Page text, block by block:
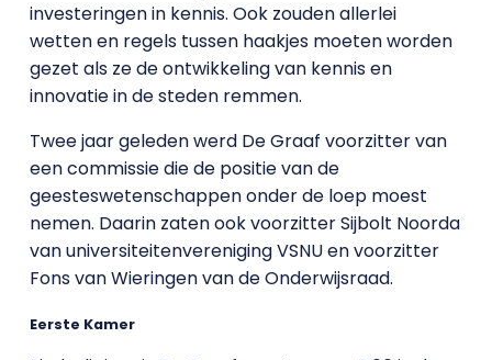
investeringen in kennis. Ook zouden allerlei
wetten en regels tussen haakjes moeten worden
gezet als ze de ontwikkeling van kennis en
innovatie in de steden remmen.
Twee jaar geleden werd De Graaf voorzitter van
een commissie die de positie van de
geesteswetenschappen onder de loep moest
nemen. Daarin zaten ook voorzitter Sijbolt Noorda
van universiteitenvereniging VSNU en voorzitter
Fons van Wieringen van de Onderwijsraad.
Eerste Kamer